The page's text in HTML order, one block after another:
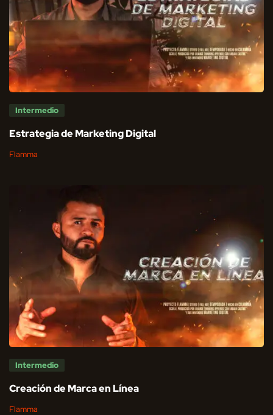
Intermedio
Estrategia de Marketing Digital
Flamma
Intermedio
Creación de Marca en Línea
Flamma